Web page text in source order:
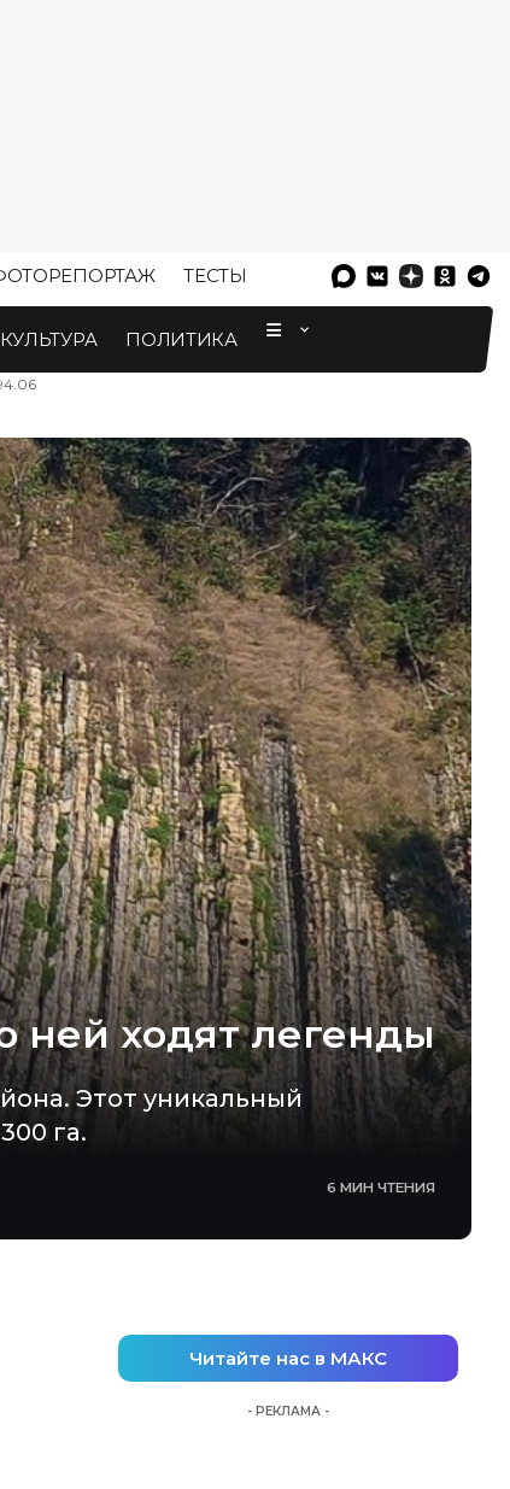
ТЕСТЫ
КУЛЬТУРА ПОЛИТИКА
ней ходят легенды
Этот уникальный
га.
6 МИН ЧТЕНИЯ
Читайте нас в МАКС
- РЕКЛАМА -